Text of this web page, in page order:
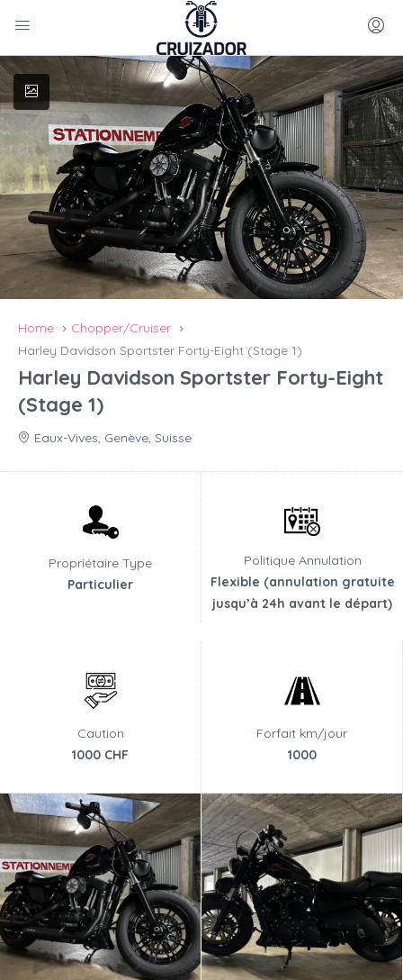
Home
Chopper/Cruiser
Harley Davidson Sportster Forty-Eight (Stage 1)
Harley Davidson Sportster Forty-Eight
(Stage 1)
Eaux-Vives, Genève, Suisse
Propriétaire Type
Particulier
Politique Annulation
Flexible (annulation gratuite
jusqu’à 24h avant le départ)
Caution
1000 CHF
Forfait km/jour
1000